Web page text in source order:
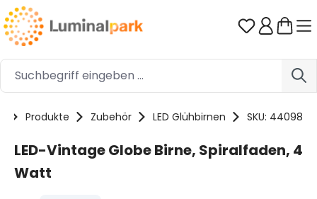
Zum Hauptinhalt springen Du hast 0
Produkte Zubehör LED Glühbirnen SKU: 44098
LED-Vintage Globe Birne, Spiralfaden, 4
Watt